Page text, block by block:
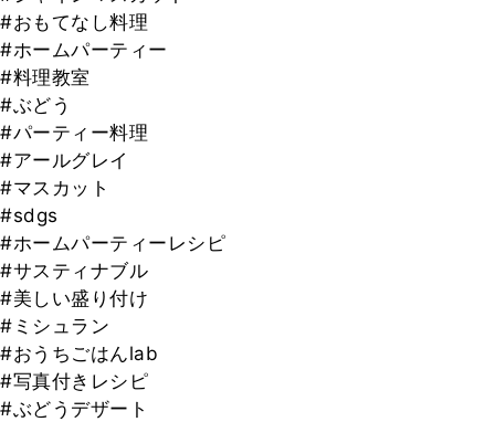
#おもてなし料理
#ホームパーティー
#料理教室
#ぶどう
#パーティー料理
#アールグレイ
#マスカット
#sdgs
#ホームパーティーレシピ
#サスティナブル
#美しい盛り付け
#ミシュラン
#おうちごはんlab
#写真付きレシピ
#ぶどうデザート